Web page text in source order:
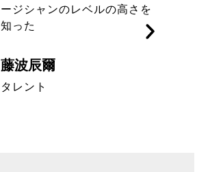
ージシャンのレベルの高さを
知った
藤波辰爾
タレント